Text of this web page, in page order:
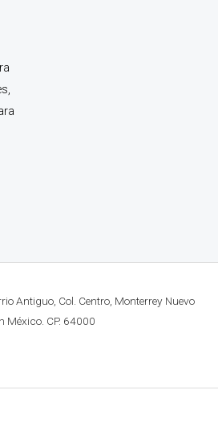
Antiguo, Col. Centro, Monterrey Nuevo
México. CP. 64000